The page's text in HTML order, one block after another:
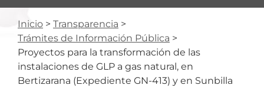
Ruta
de
navegación
Inicio
Transparencia
Trámites de Información Pública
Proyectos para la transformación de las
instalaciones de GLP a gas natural, en
Bertizarana (Expediente GN-413) y en Sunbilla